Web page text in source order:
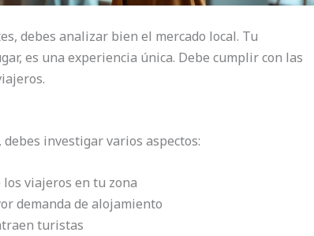
debes analizar bien el mercado local. Tu
es una experiencia única. Debe cumplir con las
investigar varios aspectos:
viajeros en tu zona
demanda de alojamiento
turistas